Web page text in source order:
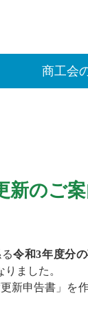
商工会
のご案
令和3年度分
ました。
新申告書」を